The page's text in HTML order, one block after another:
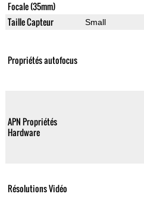
Focale (35mm)
Taille Capteur Small
Propriétés autofocus
APN Propriétés
Hardware
Résolutions Vidéo